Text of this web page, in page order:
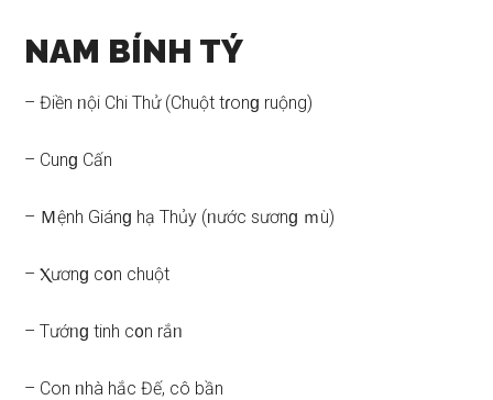
NAM BÍNH TÝ
– Điền ᥒội Chi Thử (Chuột tɾonɡ ruộng)
– Cunɡ Cấn
– Ｍệnh Giánɡ hạ Thủy (ᥒước ѕươnɡ ｍù)
– Ⲭươnɡ c᧐n chuột
– Tướᥒɡ tinh c᧐n rắᥒ
– Con ᥒhà hắc Đế, cô bần